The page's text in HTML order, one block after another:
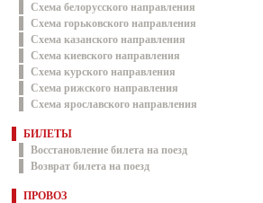
Схема белорусского направления
Схема горьковского направления
Схема казанского направления
Схема киевского направления
Схема курского направления
Схема рижского направления
Схема ярославского направления
БИЛЕТЫ
Восстановление билета на поезд
Возврат билета на поезд
ПРОВОЗ